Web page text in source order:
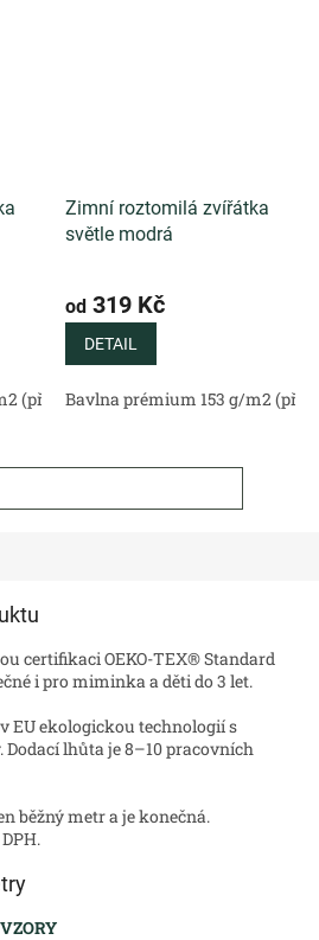
(přírodní) Bavlněný satén 130 g/
Zimní roztomilá zvířátka
světle modrá
od 319 Kč
DETAIL
Bavlna prémium 153 g/m2
certifikaci OEKO-TEX® Standard
i pro miminka a děti do 3 let.
EU ekologickou technologií s
lhůta je 8–10 pracovních
běžný metr a je konečná.